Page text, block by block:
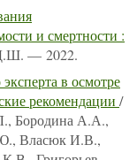
и смертности :
— 2022.
в осмотре
рекомендации /
Бородина А.А.,
Власюк И.В.,